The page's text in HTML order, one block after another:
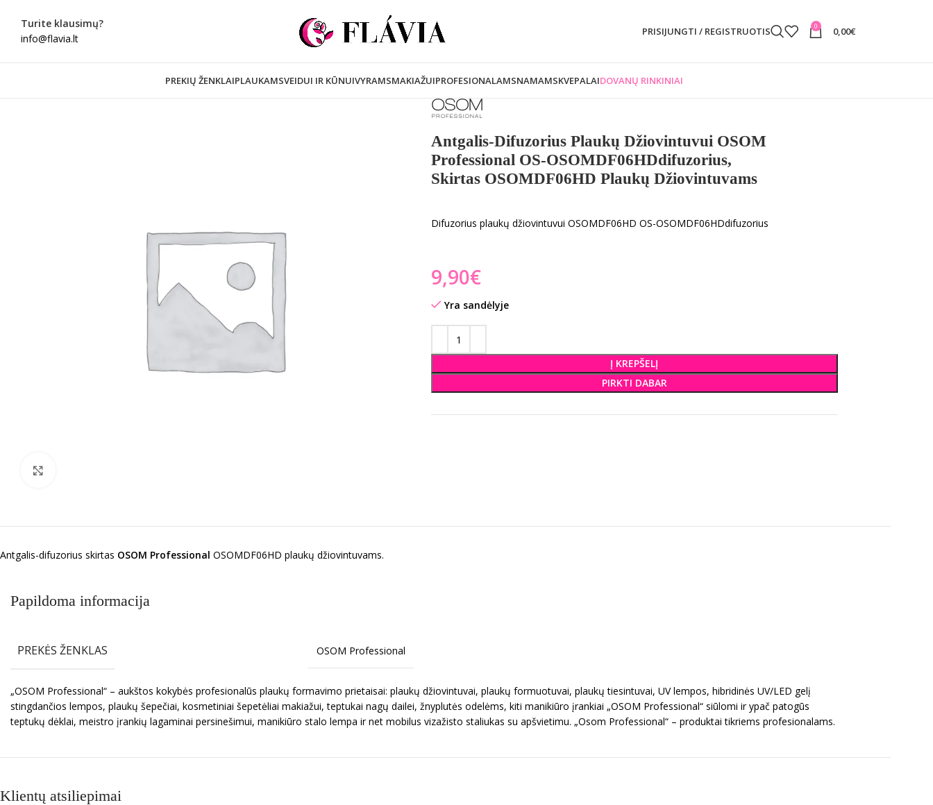
Turite klausimų?
info@flavia.lt
PRISIJUNGTI / REGISTRUOTIS 0 0,00€
PREKIŲ ŽENKLAIPLAUKAMSVEIDUI IR KŪNUIVYRAMSMAKIAŽUIPROFESIONALAMSNAMAMSKVEPALAIDOVANŲ RINKINIAI
Antgalis-Difuzorius Plaukų Džiovintuvui OSOM
Professional OS-OSOMDF06HDdifuzorius,
Skirtas OSOMDF06HD Plaukų Džiovintuvams
Difuzorius plaukų džiovintuvui OSOMDF06HD OS-OSOMDF06HDdifuzorius
€
Yra sandėlyje
Į KREPŠELĮ
PIRKTI DABAR
Antgalis-difuzorius skirtas OSOM Professional OSOMDF06HD plaukų džiovintuvams.
Papildoma informacija
PREKĖS ŽENKLAS OSOM Professional
„OSOM Professional“ – aukštos kokybės profesionalūs plaukų formavimo prietaisai: plaukų džiovintuvai, plaukų formuotuvai, plaukų tiesintuvai, UV lempos, hibridinės UV/LED gelį
stingdančios lempos, plaukų šepečiai, kosmetiniai šepetėliai makiažui, teptukai nagų dailei, žnyplutės odelėms, kiti manikiūro įrankiai „OSOM Professional“ siūlomi ir ypač patogūs
teptukų dėklai, meistro įrankių lagaminai persinešimui, manikiūro stalo lempa ir net mobilus vizažisto staliukas su apšvietimu. „Osom Professional“ – produktai tikriems profesionalams.
Klientų atsiliepimai